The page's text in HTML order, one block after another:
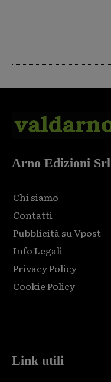
Arno Edizioni Srl
Chi siamo
Contatti
Pubblicità su Vpost
Info Legali
Privacy Policy
Cookie Policy
Link utili